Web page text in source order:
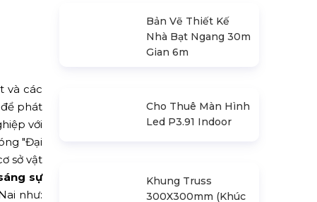
và các
phát
với
"Đại
sở vật
sự
như:
Bản Vẽ Thiết Kế
Nhà Bạt Ngang 30m